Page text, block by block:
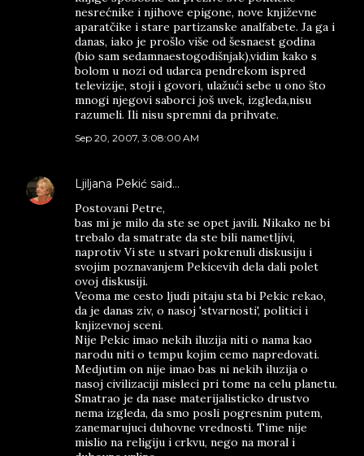
nesrećnike i njihove epigone, nove književne
aparatčike i stare partizanske analfabete. Ja ga i
danas, iako je prošlo više od šesnaest godina
(bio sam sedamnaestogodišnjak),vidim kako s
bolom u nozi od udarca pendrekom ispred
televizije, stoji i govori, ulažući sebe u ono što
mnogi njegovi saborci još uvek, izgleda,nisu
razumeli. Ili nisu spremni da prihvate.
Sep 20, 2007, 3:08:00 AM
Ljiljana Pekić said…
Postovani Petre,
bas mi je milo da ste se opet javili. Nikako ne bi
trebalo da smatrate da ste bili nametljivi,
naprotiv Vi ste u stvari pokrenuli diskusiju i
svojim poznavanjem Pekicevih dela dali polet
ovoj diskusiji.
Veoma me cesto ljudi pitaju sta bi Pekic rekao,
da je danas ziv, o nasoj 'stvarnosti', politici i
knjizevnoj sceni.
Nije Pekic imao nekih iluzija niti o nama kao
narodu niti o tempu kojim cemo napredovati.
Medjutim on nije imao bas ni nekih iluzija o
nasoj civilizaciji misleci pri tome na celu planetu.
Smatrao je da nase materijalisticko drustvo
nema izgleda, da smo posli pogresnim putem,
zanemarujuci duhovne vrednosti. Time nije
mislio na religiju i crkvu, nego na moral i